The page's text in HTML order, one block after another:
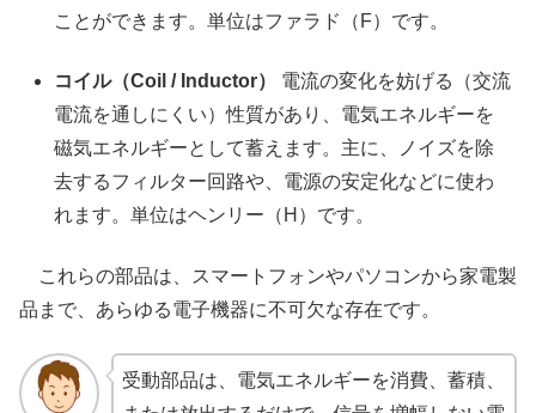
ことができます。単位はファラド（F）です。
コイル（Coil / Inductor）
電流の変化を妨げる（交流
電流を通しにくい）性質があり、電気エネルギーを
磁気エネルギーとして蓄えます。主に、ノイズを除
去するフィルター回路や、電源の安定化などに使わ
れます。単位はヘンリー（H）です。
これらの部品は、スマートフォンやパソコンから家電製
品まで、あらゆる電子機器に不可欠な存在です。
受動部品は、電気エネルギーを消費、蓄積、